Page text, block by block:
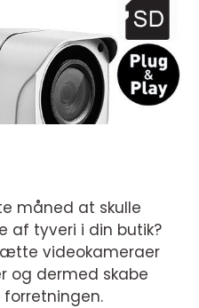
måned at skulle
af tyveri i din butik?
videokameraer
og dermed skabe